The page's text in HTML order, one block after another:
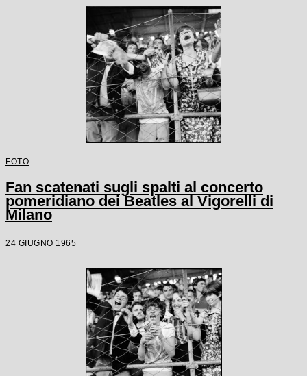
FOTO
Fan scatenati sugli spalti al concerto
pomeridiano dei Beatles al Vigorelli di
Milano
24 GIUGNO 1965